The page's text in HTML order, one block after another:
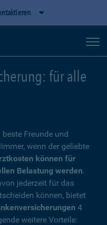
für alle
Freunde und
wenn der geliebte
können für
Belastung werden.
jederzeit für das
können, bietet
4
weitere Vorteile: